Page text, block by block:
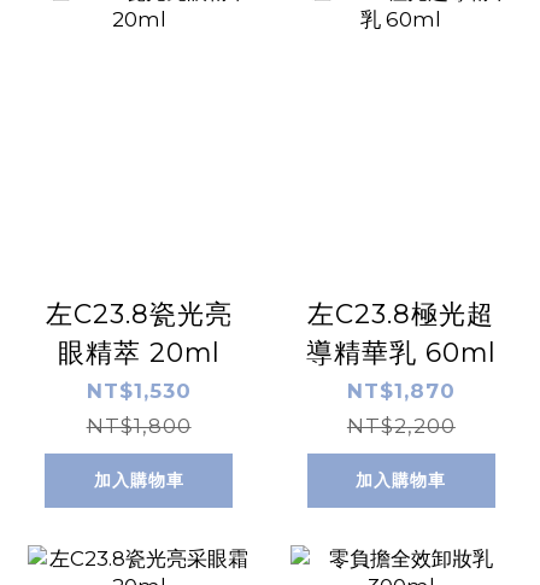
左C23.8瓷光亮
眼精萃 20ml
NT$1,530
NT$1,800
加入購物車
左C23.8極光超
導精華乳 60ml
NT$1,870
NT$2,200
加入購物車